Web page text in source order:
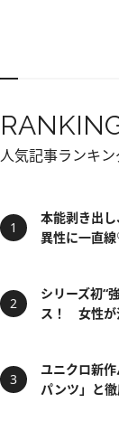
人気記事ランキン
本能剥き出
異性に一直
シリーズ初“
ス！ 女性が
ユニクロ新
パンツ」と